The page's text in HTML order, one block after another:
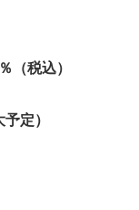
（税込）
定）